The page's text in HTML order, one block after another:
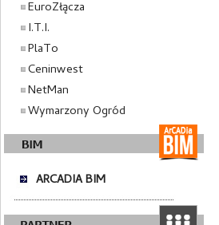
EuroZłącza
I.T.I.
PlaTo
Ceninwest
NetMan
Wymarzony Ogród
ARCADIA BIM